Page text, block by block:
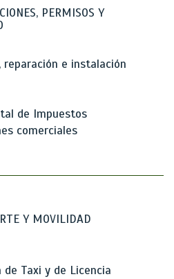
PERMISOS Y
reparación e instalación
de Impuestos
comerciales
Y MOVILIDAD
Taxi y de Licencia